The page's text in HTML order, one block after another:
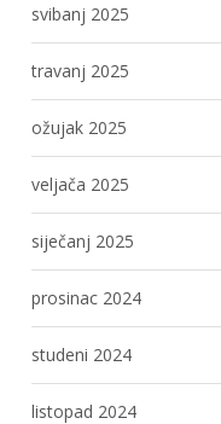
svibanj 2025
travanj 2025
ožujak 2025
veljača 2025
siječanj 2025
prosinac 2024
studeni 2024
listopad 2024